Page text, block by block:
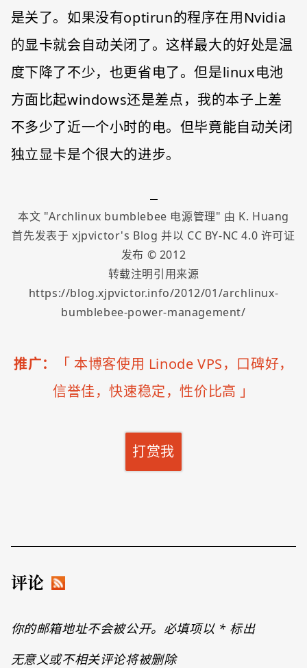
是关了。如果没有optirun的程序在用Nvidia
的显卡就会自动关闭了。这样最大的好处是温
度下降了不少，也更省电了。但是linux电池
方面比起windows还是差点，我的本子上差
不多少了近一个小时的电。但毕竟能自动关闭
独立显卡是个很大的进步。
本文 "Archlinux bumblebee 电源管理" 由 K. Huang
首先发表于 xjpvictor's Blog 并以 CC BY-NC 4.0 许可证
发布 © 2012
转载注明引用来源
https://blog.xjpvictor.info/2012/01/archlinux-
bumblebee-power-management/
推广： 「 本博客使用 Linode VPS，口碑好，
信誉佳，快速稳定，性价比高 」
打赏我
评论
你的邮箱地址不会被公开。必填项以 *标出
无意义或不相关评论将被删除